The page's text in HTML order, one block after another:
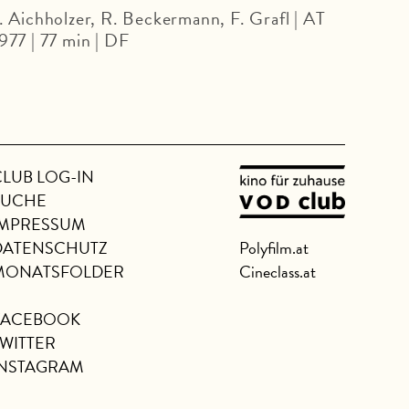
Aichholzer, R. Beckermann, F. Grafl | AT
| 77 min | DF
LOG-IN
Polyfilm.at
Cineclass.at